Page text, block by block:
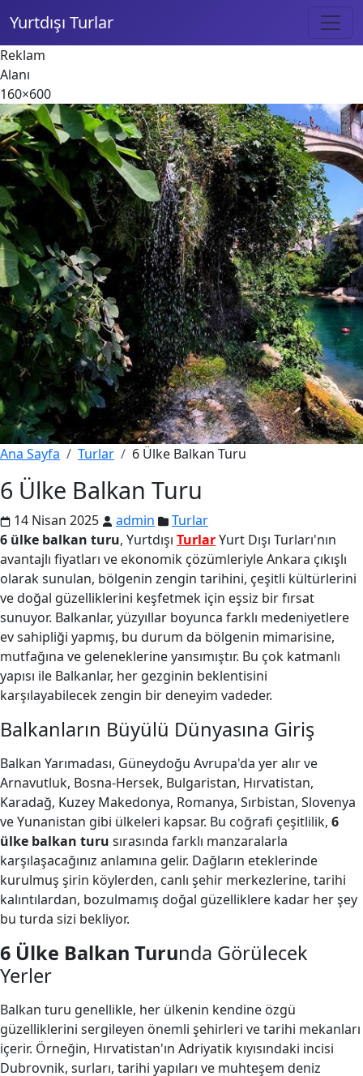
Yurtdışı Turlar
Reklam
Alanı
160×600
Ana Sayfa Turlar 6 Ülke Balkan Turu
6 Ülke Balkan Turu
14 Nisan 2025 admin
Turlar
6 ülke balkan turu, Yurtdışı TurlarYurt Dışı Turları'nın
avantajlı fiyatları ve ekonomik çözümleriyle Ankara çıkışlı
olarak sunulan, bölgenin zengin tarihini, çeşitli kültürlerini
ve doğal güzelliklerini keşfetmek için eşsiz bir fırsat
sunuyor. Balkanlar, yüzyıllar boyunca farklı medeniyetlere
ev sahipliği yapmış, bu durum da bölgenin mimarisine,
mutfağına ve geleneklerine yansımıştır. Bu çok katmanlı
yapısı ile Balkanlar, her gezginin beklentisini
karşılayabilecek zengin bir deneyim vadeder.
Balkanların Büyülü Dünyasına Giriş
Balkan Yarımadası, Güneydoğu Avrupa'da yer alır ve
Arnavutluk, Bosna-Hersek, Bulgaristan, Hırvatistan,
Karadağ, Kuzey Makedonya, Romanya, Sırbistan, Slovenya
ve Yunanistan gibi ülkeleri kapsar. Bu coğrafi çeşitlilik, 6
ülke balkan turu sırasında farklı manzaralarla
karşılaşacağınız anlamına gelir. Dağların eteklerinde
kurulmuş şirin köylerden, canlı şehir merkezlerine, tarihi
kalıntılardan, bozulmamış doğal güzelliklere kadar her şey
bu turda sizi bekliyor.
6 Ülke Balkan Turunda Görülecek
Yerler
Balkan turu genellikle, her ülkenin kendine özgü
güzelliklerini sergileyen önemli şehirleri ve tarihi mekanları
içerir. Örneğin, Hırvatistan'ın Adriyatik kıyısındaki incisi
Dubrovnik, surları, tarihi yapıları ve muhteşem deniz